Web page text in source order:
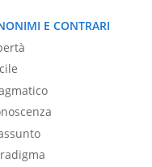
E CONTRARI